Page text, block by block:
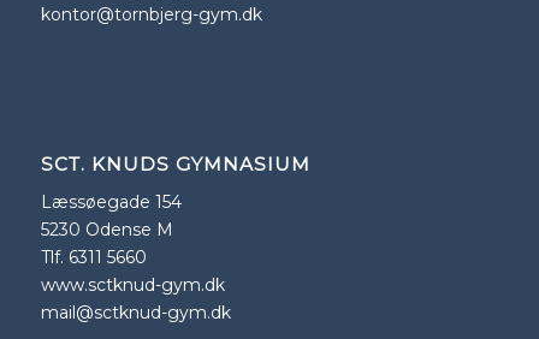
kontor@tornbjerg-gym.dk
SCT. KNUDS GYMNASIUM
Læssøegade 154
5230 Odense M
Tlf. 6311 5660
www.sctknud-gym.dk
mail@sctknud-gym.dk